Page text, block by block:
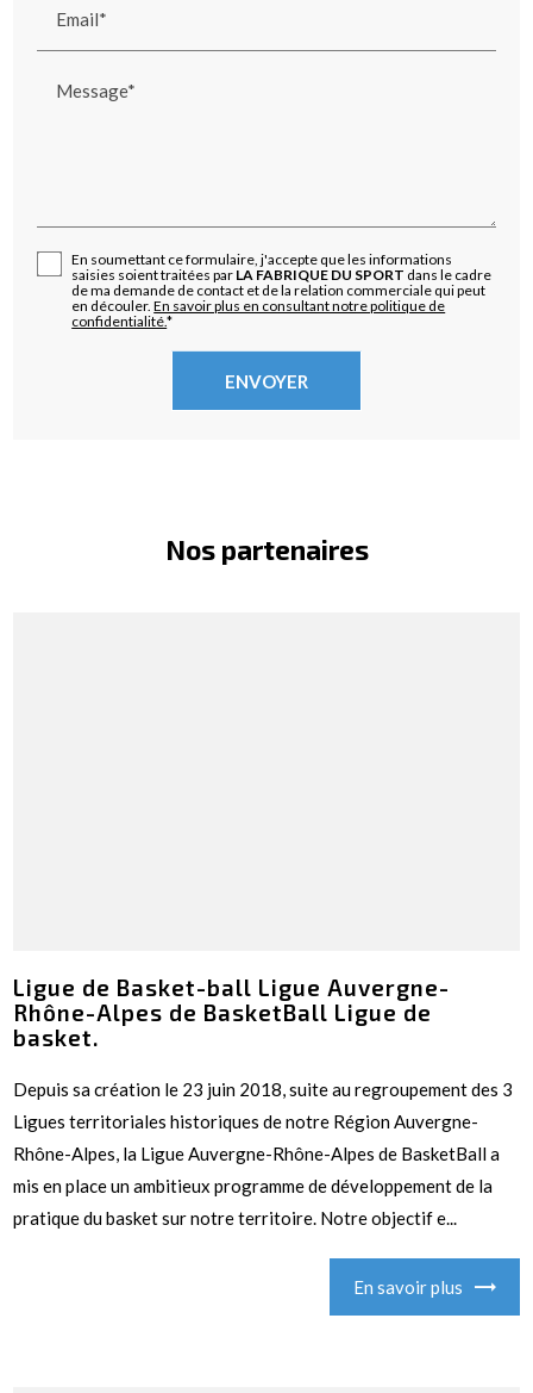
Email*
Message*
En soumettant ce formulaire, j'accepte que les informations
saisies soient traitées par LA FABRIQUE DU SPORT dans le cadre
de ma demande de contact et de la relation commerciale qui peut
en découler.En savoir plus en consultant notre politique de
confidentialité.*
Nos partenaires
Ligue de Basket-ball Ligue Auvergne-
Rhône-Alpes de BasketBall Ligue de
basket.
Depuis sa création le 23 juin 2018, suite au regroupement des 3
Ligues territoriales historiques de notre Région Auvergne-
Rhône-Alpes, la Ligue Auvergne-Rhône-Alpes de BasketBall a
mis en place un ambitieux programme de développement de la
pratique du basket sur notre territoire. Notre objectif e...
En savoir plus